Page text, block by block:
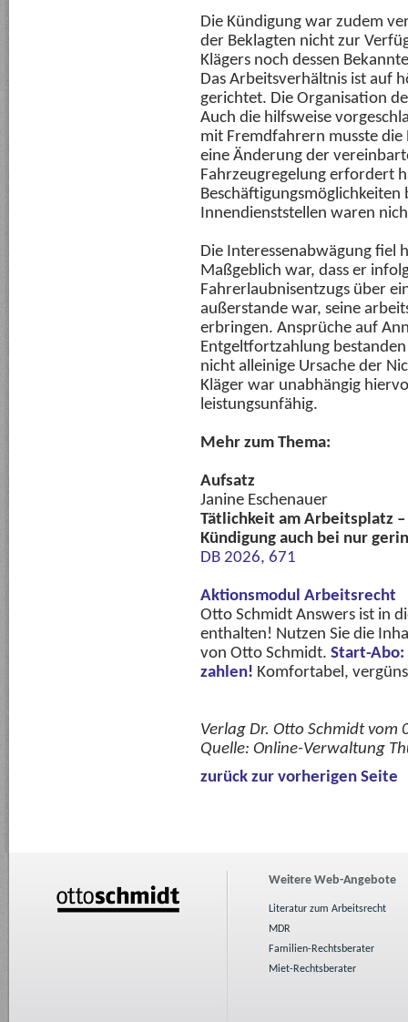
Die Kündigung war zudem
der Beklagten nicht zur
Klägers noch dessen
Das Arbeitsverhältnis ist auf
gerichtet. Die Organisation
Auch die hilfsweise
mit Fremdfahrern musste die
eine Änderung der
Fahrzeugregelung erfordert
Innendienststellen waren
Die Interessenabwägung fiel
Maßgeblich war, dass er
Fahrerlaubnisentzugs über
außerstande war, seine
erbringen. Ansprüche auf
Entgeltfortzahlung
nicht alleinige Ursache der
Kläger war unabhängig
leistungsunfähig.
Mehr zum Thema:
Aufsatz
Janine Eschenauer
Tätlichkeit am Arbeitsplatz
Kündigung auch bei nur
DB 2026, 671
Aktionsmodul Arbeitsrecht
Otto Schmidt Answers ist in
enthalten! Nutzen Sie die
von Otto Schmidt. Start-
zahlen! Komfortabel,
Verlag Dr. Otto Schmidt vom
Quelle: Online-Verwaltung
zurück zur vorherigen Seite
Weitere Web-Angebote
Literatur zum Arbeitsrecht
MDR
Familien-Rechtsberater
Miet-Rechtsberater